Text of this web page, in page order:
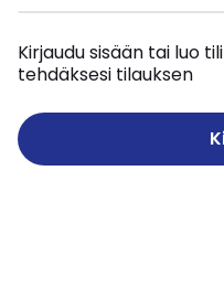
Kirjaudu sisään tai luo
tehdäksesi tilauksen